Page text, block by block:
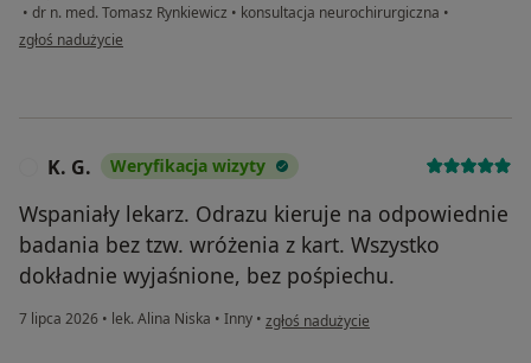
• dr n. med. Tomasz Rynkiewicz • konsultacja neurochirurgiczna •
w opinii użytkownika Z K
zgłoś nadużycie
K. G. Weryfikacja wizyty
Wspaniały lekarz. Odrazu kieruje na odpowiednie
badania bez tzw. wróżenia z kart. Wszystko
dokładnie wyjaśnione, bez pośpiechu.
7 lipca 2026 • lek. Alina Niska • Inny • w opinii użytkownika K. G.
zgłoś nadużycie